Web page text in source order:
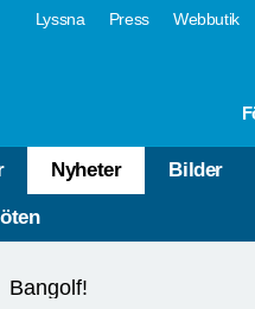
Lyssna Press Webbutik
Nyheter Bilder
Bangolf!